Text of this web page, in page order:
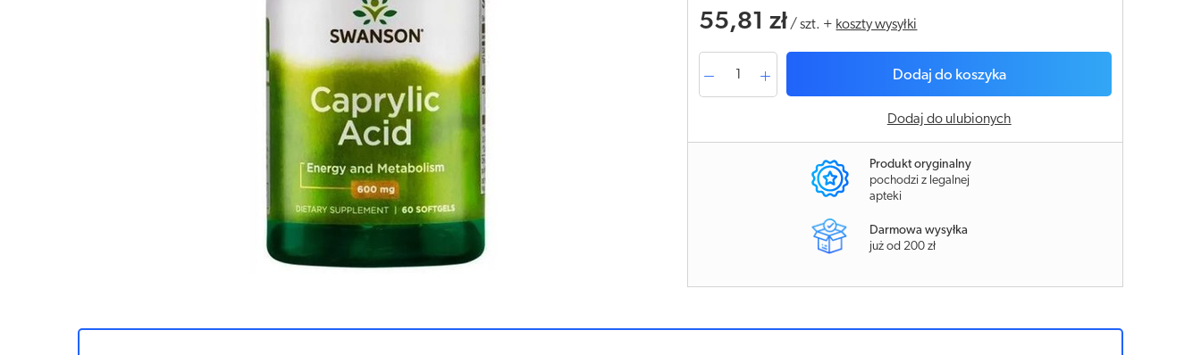
55,81 zł /szt. + koszty wysyłki
Dodaj do koszyka
Dodaj do ulubionych
Produkt oryginalny
pochodzi z legalnej
apteki
Darmowa wysyłka
już od 200 zł